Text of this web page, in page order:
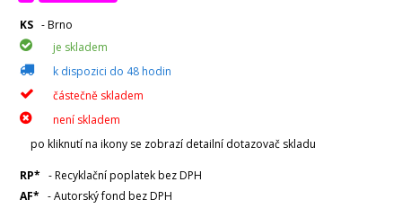
KS - Brno
je skladem
k dispozici do 48 hodin
částečně skladem
není skladem
po kliknutí na ikony se zobrazí detailní dotazovač skladu
RP* - Recyklační poplatek bez DPH
AF* - Autorský fond bez DPH